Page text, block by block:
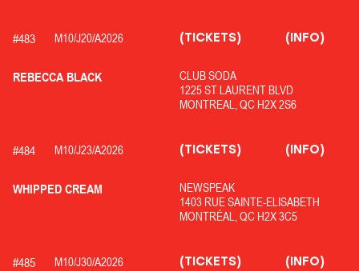
#483 M10/J20/A2026
REBECCA BLACK
CLUB SODA
1225 ST LAURENT BLVD
MONTREAL, QC H2X 2S6
(TICKETS) (INFO)
#484 M10/J23/A2026
WHIPPED CREAM
NEWSPEAK
1403 RUE SAINTE-ELISABETH
MONTRÉAL, QC H2X 3C5
(TICKETS) (INFO)
#485 M10/J30/A2026 (TICKETS) (INFO)